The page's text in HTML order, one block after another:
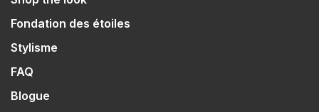
Fondation des étoiles
Stylisme
FAQ
Blogue